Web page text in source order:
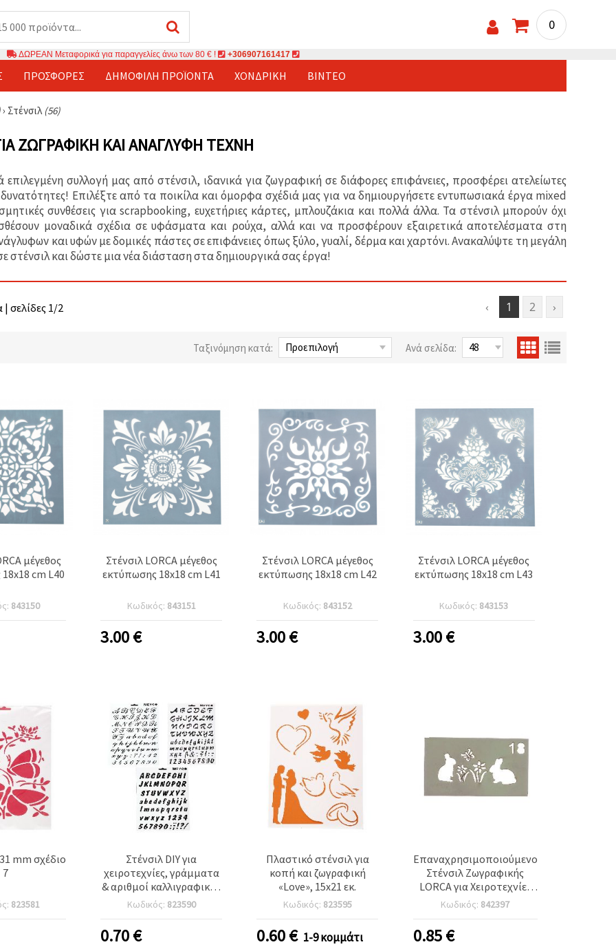
0
ΔΩΡΕΑΝ Μεταφορικά για παραγγελίες άνω των 80 € ! +306907161417
ΠΡΟΣΦΟΡΈΣ ΔΗΜΟΦΙΛΉ ΠΡΟΪΌΝΤΑ ΧΟΝΔΡΙΚΉ ΒΊΝΤΕΟ
› Στένσιλ (56)
ΖΩΓΡΑΦΙΚΉ ΚΑΙ ΑΝΆΓΛΥΦΗ ΤΈΧΝΗ
συλλογή μας από στένσιλ, ιδανικά για ζωγραφική σε διάφορες επιφάνειες, προσφέρει ατελείωτες
δυνατότητες! Επιλέξτε από τα ποικίλα και όμορφα σχέδιά μας για να δημιουργήσετε εντυπωσιακά έργα mixed
συνθέσεις για scrapbooking, ευχετήριες κάρτες, μπλουζάκια και πολλά άλλα. Τα στένσιλ μπορούν όχι
μοναδικά σχέδια σε υφάσματα και ρούχα, αλλά και να προσφέρουν εξαιρετικά αποτελέσματα στη
και υφών με δομικές πάστες σε επιφάνειες όπως ξύλο, γυαλί, δέρμα και χαρτόνι. Ανακαλύψτε τη μεγάλη
στένσιλ και δώστε μια νέα διάσταση στα δημιουργικά σας έργα!
‹ 1 2 ›
| σελίδες 1/2
Ταξινόμηση κατά: Ανά σελίδα:
μέγεθος
cm L40
843150
Στένσιλ LORCA μέγεθος
εκτύπωσης 18x18 cm L41
Κωδικός: 843151
3.00€
Στένσιλ LORCA μέγεθος
εκτύπωσης 18x18 cm L42
Κωδικός: 843152
3.00€
Στένσιλ LORCA μέγεθος
εκτύπωσης 18x18 cm L43
Κωδικός: 843153
3.00€
mm σχέδιο
7
823581
Στένσιλ DIY για
χειροτεχνίες, γράμματα
& αριθμοί καλλιγραφικής
χειρόγραφης γραφής, για
κοπή & σχεδίαση, 21x31
Κωδικός: 823590
0.70€
Πλαστικό στένσιλ για
κοπή και ζωγραφική
«Love», 15x21 εκ.
Κωδικός: 823595
0.60€ 1-9 κομμάτι
Επαναχρησιμοποιούμενο
Στένσιλ Ζωγραφικής
LORCA για Χειροτεχνίες
DIY, Κουνελάκι &
Λουλούδια, Μέγεθος
Αποτυπώματος 4,3x2 εκ.,
Μοντέλο L18
Κωδικός: 842397
0.85€